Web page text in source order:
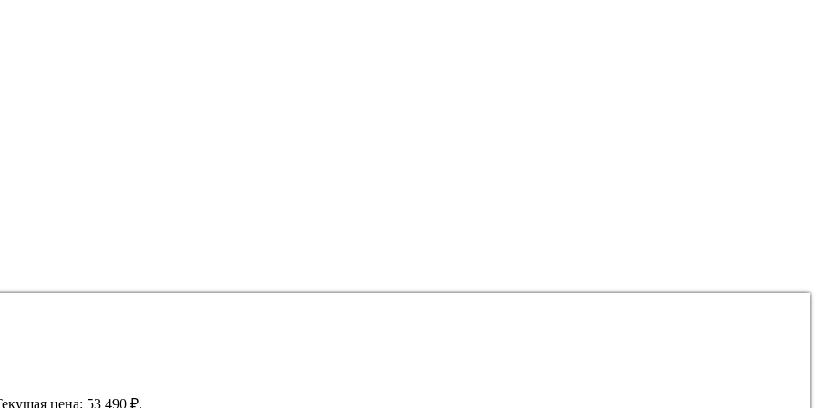
цена: 53 490 ₽.